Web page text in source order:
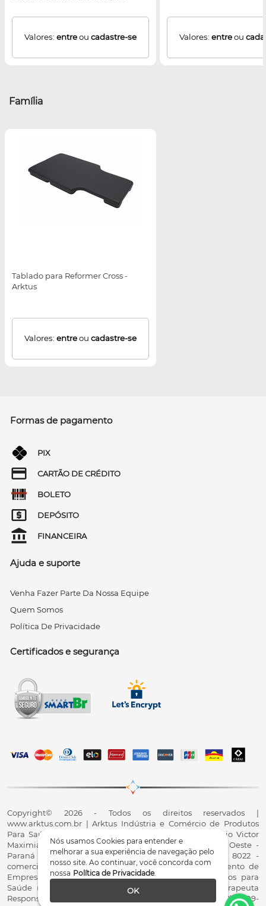
Nós usamos Cookies para entender e
melhorar a sua experiência de navegação pelo
nosso site. Ao continuar, você concorda com
nossa Política de Privacidade.
OK
Valores: entreou cadastre-se Valores: entreou
Família
Tablado para Reformer Cross -
Arktus
Valores: entreou cadastre-se
Formas de pagamento
PIX
CARTÃO DE CRÉDITO
BOLETO
DEPÓSITO
FINANCEIRA
Ajuda e suporte
Venha Fazer Parte Da Nossa Equipe
Quem Somos
Política De Privacidade
Certificados e segurança
Copyright© 2026 - Todos os direitos reservados |
www.arktus.com.br | Arktus Indústria e Comércio de Produtos
Para Saúde Ltda | CNPJ: 01.417.367/0001-78 | R. Antônio Victor
Maximiano, 107, Parque Industrial II, Santa Tereza do Oeste -
Paraná - CEP 85825-900 - Fale conosco: 0800 200 8022 -
comercial@arktus.com.br | Autorização de Funcionamento de
Empresa - AFE/ANVISA - Para Fabricação de Produtos para
Saúde (Correlatos): 8.02.844-5 (UX418X102741) - Fisioterapeuta
Responsável Técnico Dr. Alex Fernando Zani - Crefito8(PR): 8409-